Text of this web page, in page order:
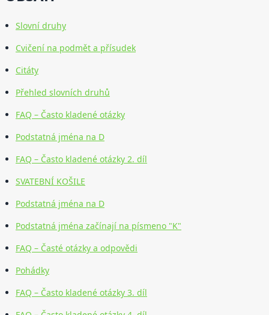
Slovní druhy
Cvičení na podmět a přísudek
Citáty
Přehled slovních druhů
FAQ – Často kladené otázky
Podstatná jména na D
FAQ – Často kladené otázky 2. díl
SVATEBNÍ KOŠILE
Podstatná jména na D
Podstatná jména začínají na písmeno "K"
FAQ – Časté otázky a odpovědi
Pohádky
FAQ – Často kladené otázky 3. díl